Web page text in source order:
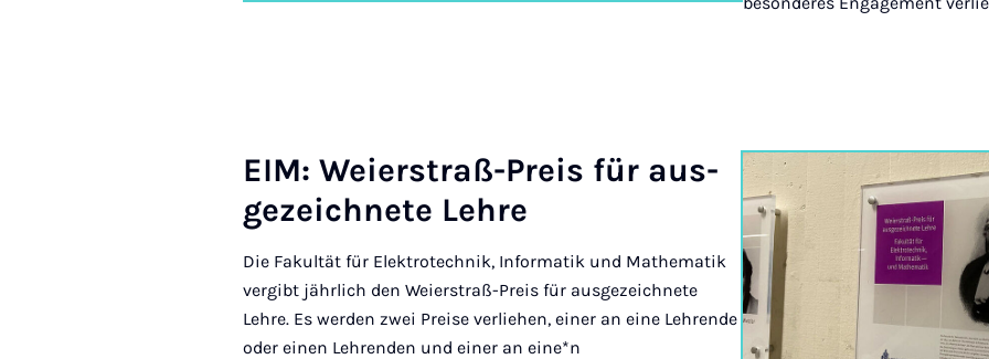
EIM: Wei­er­straß-Preis für aus­
ge­zeich­ne­te Leh­re
Die Fakultät für Elektrotechnik, Informatik und Mathematik
vergibt jährlich den Weierstraß-Preis für ausgezeichnete
Lehre. Es werden zwei Preise verliehen, einer an eine Lehrende
oder einen Lehrenden und einer an eine*n